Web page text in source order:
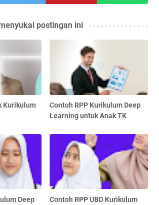
postingan ini
Kurikulum
Contoh RPP Kurikulum Deep
Learning untuk Anak TK
Deep
Contoh RPP UBD Kurikulum